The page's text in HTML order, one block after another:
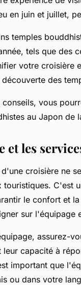
en juin et juillet,
temples
tels que des
votre croisière
des
conseils, vous
au Japon de
et les
croisière ne
touristiques. C'est
le confort et
sur l'équipage
assurez-
capacité à
important que
ou dans votre